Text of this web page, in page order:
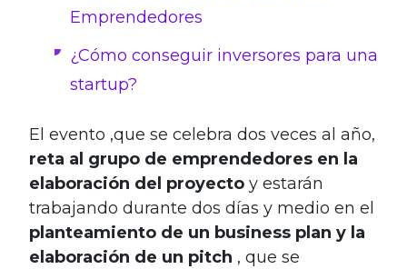
Emprendedores
¿Cómo conseguir inversores para una
startup?
El evento ,que se celebra dos veces al año,
reta al grupo de emprendedores en la
elaboración del proyecto y estarán
trabajando durante dos días y medio en el
planteamiento de un business plan y la
elaboración de un pitch , que se